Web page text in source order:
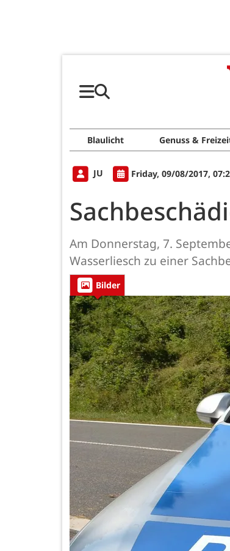
Blaulicht Genuss &
JU Friday, 09/08/2017,
Am Donnerstag, 7.
Wasserliesch zu einer
Bilder